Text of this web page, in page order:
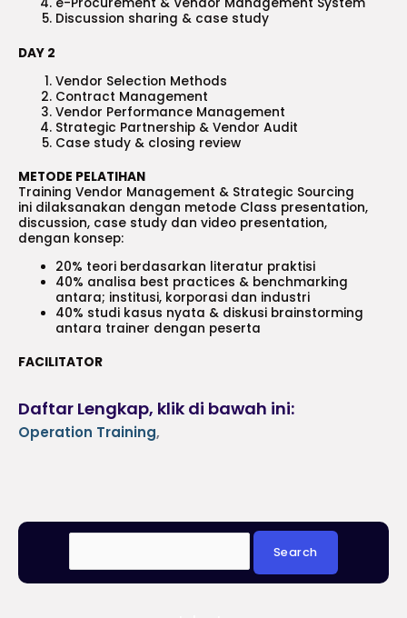
e-Procurement & Vendor Management System
Discussion sharing & case study
DAY 2
Vendor Selection Methods
Contract Management
Vendor Performance Management
Strategic Partnership & Vendor Audit
Case study & closing review
METODE PELATIHAN
Training Vendor Management & Strategic Sourcing
ini dilaksanakan dengan metode Class presentation,
discussion, case study dan video presentation,
dengan konsep:
20% teori berdasarkan literatur praktisi
40% analisa best practices & benchmarking
antara; institusi, korporasi dan industri
40% studi kasus nyata & diskusi brainstorming
antara trainer dengan peserta
FACILITATOR
Daftar Lengkap, klik di bawah ini:
Operation Training,